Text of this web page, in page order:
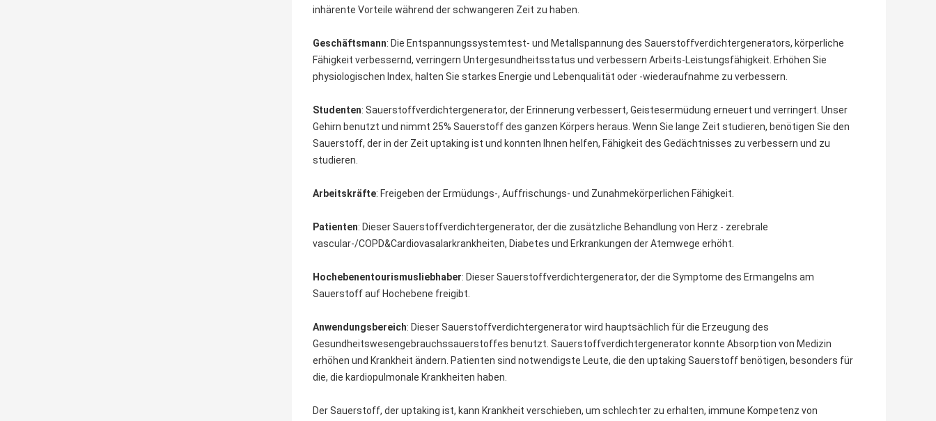
inhärente Vorteile während der schwangeren Zeit zu haben.
Geschäftsmann: Die Entspannungssystemtest- und Metallspannung des Sauerstoffverdichtergenerators, körperliche
Fähigkeit verbessernd, verringern Untergesundheitsstatus und verbessern Arbeits-Leistungsfähigkeit. Erhöhen Sie
physiologischen Index, halten Sie starkes Energie und Lebenqualität oder -wiederaufnahme zu verbessern.
Studenten: Sauerstoffverdichtergenerator, der Erinnerung verbessert, Geistesermüdung erneuert und verringert. Unser
Gehirn benutzt und nimmt 25% Sauerstoff des ganzen Körpers heraus. Wenn Sie lange Zeit studieren, benötigen Sie den
Sauerstoff, der in der Zeit uptaking ist und konnten Ihnen helfen, Fähigkeit des Gedächtnisses zu verbessern und zu
studieren.
Arbeitskräfte: Freigeben der Ermüdungs-, Auffrischungs- und Zunahmekörperlichen Fähigkeit.
Patienten: Dieser Sauerstoffverdichtergenerator, der die zusätzliche Behandlung von Herz - zerebrale
vascular-/COPD&Cardiovasalarkrankheiten, Diabetes und Erkrankungen der Atemwege erhöht.
Hochebenentourismusliebhaber: Dieser Sauerstoffverdichtergenerator, der die Symptome des Ermangelns am
Sauerstoff auf Hochebene freigibt.
Anwendungsbereich: Dieser Sauerstoffverdichtergenerator wird hauptsächlich für die Erzeugung des
Gesundheitswesengebrauchssauerstoffes benutzt. Sauerstoffverdichtergenerator konnte Absorption von Medizin
erhöhen und Krankheit ändern. Patienten sind notwendigste Leute, die den uptaking Sauerstoff benötigen, besonders für
die, die kardiopulmonale Krankheiten haben.
Der Sauerstoff, der uptaking ist, kann Krankheit verschieben, um schlechter zu erhalten, immune Kompetenz von